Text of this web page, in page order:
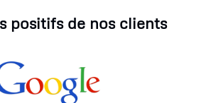
positifs de nos clients